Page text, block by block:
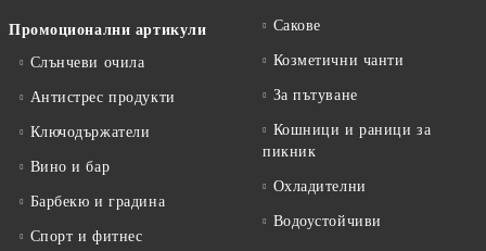
Промоционални артикули
Слънчеви очила
Антистрес продукти
Ключодържатели
Вино и бар
Барбекю и градина
Спорт и фитнес
Сакове
Козметични чанти
За пътуване
Кошници и раници за
пикник
Охладителни
Водоустойчиви